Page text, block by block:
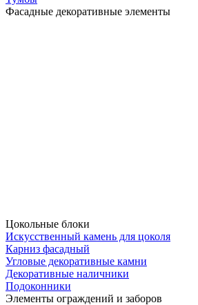
Фасадные декоративные элементы
Цокольные блоки
Искусственный камень для цоколя
Карниз фасадный
Угловые декоративные камни
Декоративные наличники
Подоконники
Элементы ограждений и заборов